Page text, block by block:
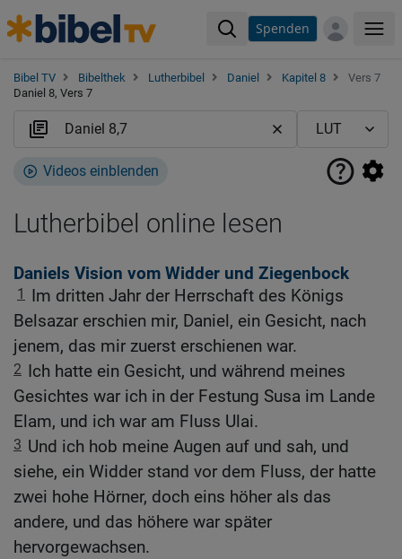
Spenden
Bibel TV Bibelthek Lutherbibel Daniel Kapitel 8
Vers 7
Daniel 8, Vers 7
Videos einblenden
Lutherbibel online lesen
Daniels Vision vom Widder und Ziegenbock
1
Im dritten Jahr der Herrschaft des Königs
Belsazar erschien mir, Daniel, ein Gesicht, nach
jenem, das mir zuerst erschienen war.
2 Ich hatte ein Gesicht, und während meines
Gesichtes war ich in der Festung Susa im Lande
Elam, und ich war am Fluss Ulai.
3 Und ich hob meine Augen auf und sah, und
siehe, ein Widder stand vor dem Fluss, der hatte
zwei hohe Hörner, doch eins höher als das
andere, und das höhere war später
hervorgewachsen.